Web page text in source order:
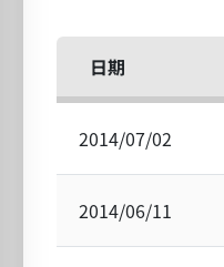
日期
2014/07/02
2014/06/11